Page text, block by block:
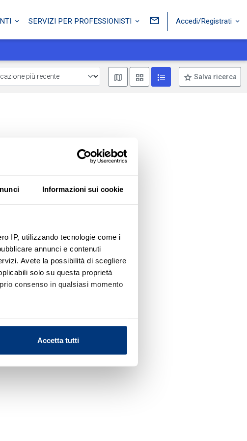
Informazioni sui cookie
IP, utilizzando tecnologie come i
annunci e contenuti
Avete la possibilità di scegliere
solo su questa proprietà
consenso in qualsiasi momento
specifiche (impronte
Accetta tutti
SERVIZI PER PROFESSIONISTI Accedi/Registrati
Mostra mappaMostra come box
Mostra come lista
Salva ricerca
o